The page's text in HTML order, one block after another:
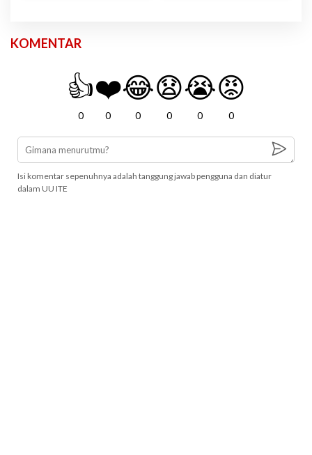
KOMENTAR
👍
0
❤️
0
😂
0
😧
0
😭
0
😡
0
Isi komentar sepenuhnya adalah tanggung jawab pengguna dan diatur
dalam UU ITE